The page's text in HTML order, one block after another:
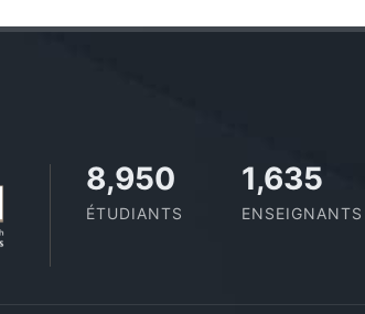
11,727
ÉTUDIANTS
2,142
ENSEIGNANTS